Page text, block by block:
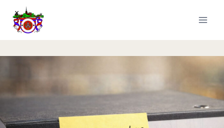
Inhalt
springen